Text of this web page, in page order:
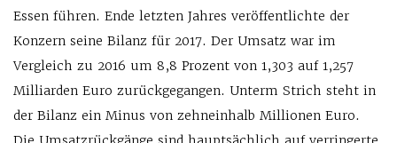
Essen führen. Ende letzten Jahres veröffentlichte der
Konzern seine Bilanz für 2017. Der Umsatz war im
Vergleich zu 2016 um 8,8 Prozent von 1,303 auf 1,257
Milliarden Euro zurückgegangen. Unterm Strich steht in
der Bilanz ein Minus von zehneinhalb Millionen Euro.